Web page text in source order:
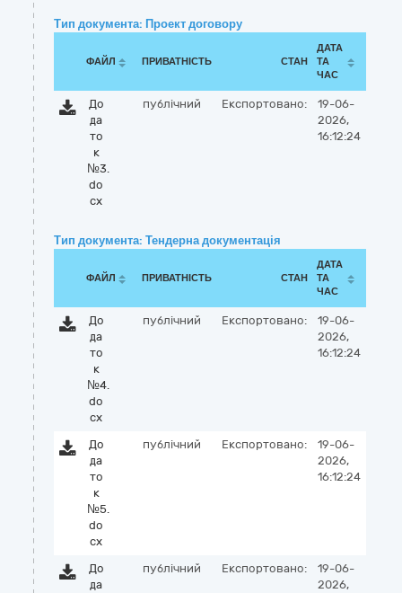
Тип документа: Проект договору
ФАЙЛ ПРИВАТНІСТЬ СТАН
ДАТА
ТА
ЧАС
До
да
то
к
№3.
do
cx
публічний Експортовано:
19-06-
2026,
16:12:24
Тип документа: Тендерна документація
ФАЙЛ ПРИВАТНІСТЬ СТАН
ДАТА
ТА
ЧАС
До
да
то
к
№4.
do
cx
публічний Експортовано:
19-06-
2026,
16:12:24
До
да
то
к
№5.
do
cx
публічний Експортовано:
19-06-
2026,
16:12:24
До
да
публічний Експортовано:
19-06-
2026,